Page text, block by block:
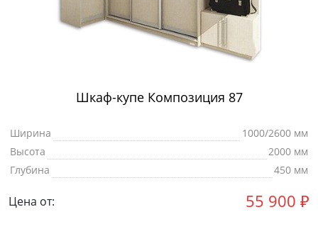
Шкаф-купе Композиция 87
Ширина
1000/2600 мм
Высота
2000 мм
Глубина
450 мм
Цена от: 55 900 ₽